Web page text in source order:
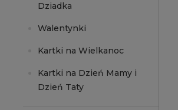
Dziadka
Walentynki
Kartki na Wielkanoc
Kartki na Dzień Mamy i
Dzień Taty